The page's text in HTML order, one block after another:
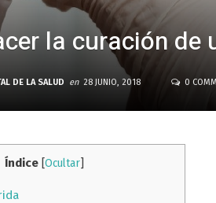
la curación de
DE LA SALUD en 28 JUNIO, 2018 0
Índice [Ocultar]